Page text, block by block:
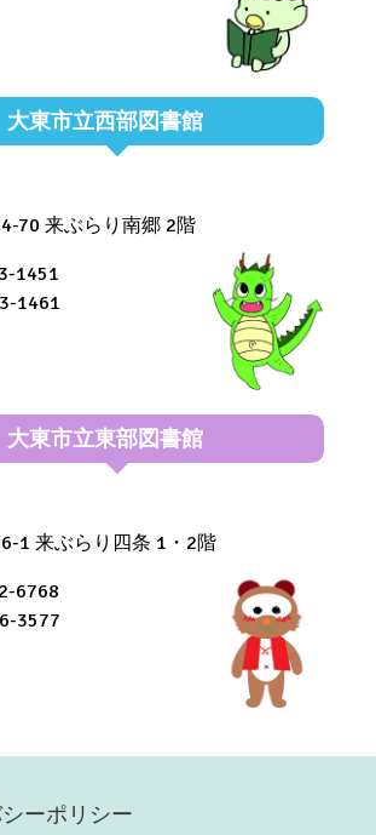
大東市立西部図書館
70 来ぶらり南郷 2階
1451
1461
大東市立東部図書館
1 来ぶらり四条 1・2階
6768
3577
ーポリシー